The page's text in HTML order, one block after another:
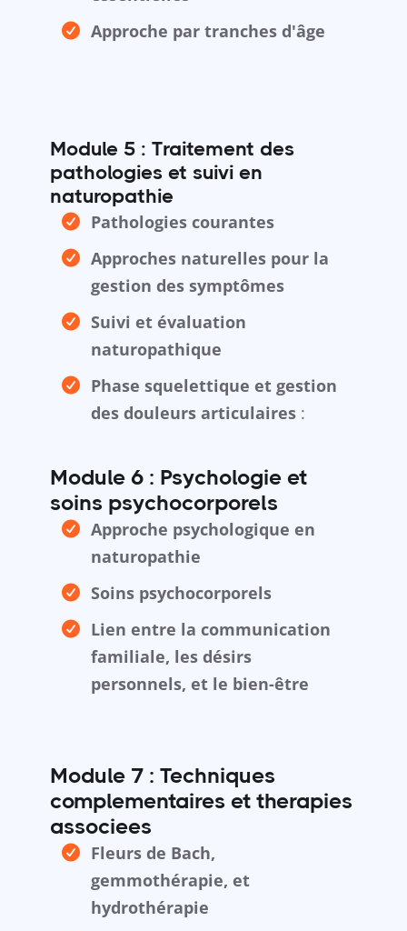
Approche par tranches d'âge
Module 5 : Traitement des
pathologies et suivi en
naturopathie
Pathologies courantes
Approches naturelles pour la
gestion des symptômes
Suivi et évaluation
naturopathique
Phase squelettique et gestion
des douleurs articulaires :
Module 6 : Psychologie et
soins psychocorporels
Approche psychologique en
naturopathie
Soins psychocorporels
Lien entre la communication
familiale, les désirs
personnels, et le bien-être
Module 7 : Techniques
complementaires et therapies
associees
Fleurs de Bach,
gemmothérapie, et
hydrothérapie